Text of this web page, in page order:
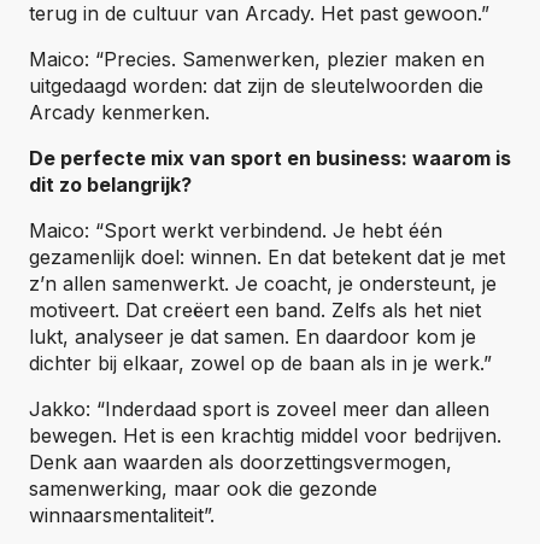
terug in de cultuur van Arcady. Het past gewoon.”
Maico: “Precies. Samenwerken, plezier maken en
uitgedaagd worden: dat zijn de sleutelwoorden die
Arcady kenmerken.
De perfecte mix van sport en business: waarom is
dit zo belangrijk?
Maico: “Sport werkt verbindend. Je hebt één
gezamenlijk doel: winnen. En dat betekent dat je met
z’n allen samenwerkt. Je coacht, je ondersteunt, je
motiveert. Dat creëert een band. Zelfs als het niet
lukt, analyseer je dat samen. En daardoor kom je
dichter bij elkaar, zowel op de baan als in je werk.”
Jakko: “Inderdaad sport is zoveel meer dan alleen
bewegen. Het is een krachtig middel voor bedrijven.
Denk aan waarden als doorzettingsvermogen,
samenwerking, maar ook die gezonde
winnaarsmentaliteit”.